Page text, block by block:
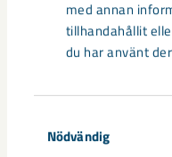
med annan
tillhandahållit
du har använt
Nödvändig